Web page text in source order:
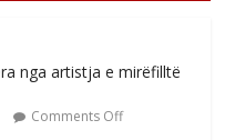
nga artistja e mirëfilltë
Comments Off